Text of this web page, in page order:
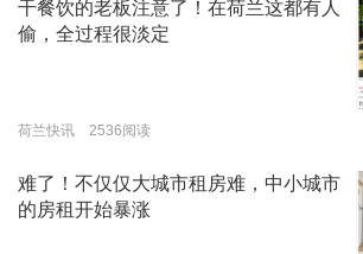
干餐饮的老板注意了！在荷兰这都有人
偷，全过程很淡定
荷兰快讯 2536阅读
难了！不仅仅大城市租房难，中小城市
的房租开始暴涨